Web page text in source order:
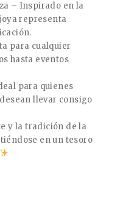
– Inspirado en la
representa
para cualquier
hasta eventos
para quienes
llevar consigo
y la tradición de la
en un tesoro